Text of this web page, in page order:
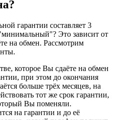
гарантии составляет 3
Это зависит от
на обмен. Рассмотрим
которое Вы сдаёте на обмен
при этом до окончания
больше трёх месяцев, на
тот же срок гарантии,
Вы поменяли.
на гарантии и до её